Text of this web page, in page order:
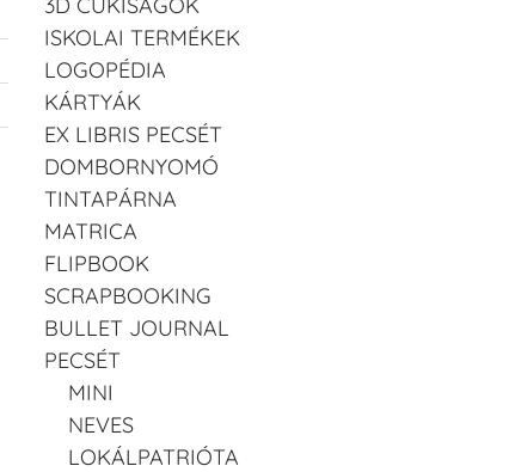
ISKOLAI TERMÉKEK
LOGOPÉDIA
KÁRTYÁK
EX LIBRIS PECSÉT
DOMBORNYOMÓ
TINTAPÁRNA
MATRICA
FLIPBOOK
SCRAPBOOKING
BULLET JOURNAL
PECSÉT
MINI
NEVES
LOKÁLPATRIÓTA